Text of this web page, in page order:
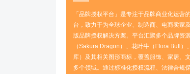
「品牌授权平台」是专注于品牌商业化运营
台，致力于为全球企业、制造商、电商卖家
版品牌授权解决方案‌。平台汇聚多个品牌资
（Sakura Dragon）、花叶牛（Flora Bull）
库）‌及其相关图形商标，覆盖服饰、家居、
多个领域。通过标准化授权流程、法律合规